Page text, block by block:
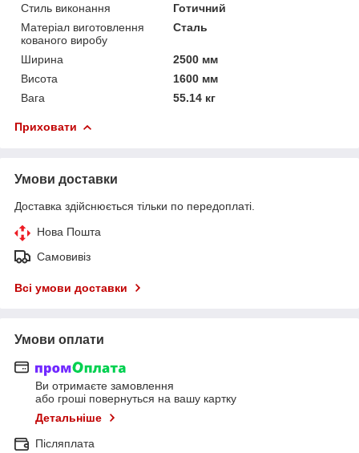
Стиль виконання
Готичний
Матеріал виготовлення
кованого виробу
Сталь
Ширина
2500 мм
Висота
1600 мм
Вага
55.14 кг
Приховати
Умови доставки
Доставка здійснюється тільки по передоплаті.
Нова Пошта
Самовивіз
Всі умови доставки
Умови оплати
Ви отримаєте замовлення
або гроші повернуться на вашу картку
Детальніше
Післяплата